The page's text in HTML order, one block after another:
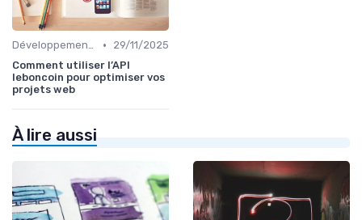
Développement Web No-Code/Low-Code •
29/11/2025
Comment utiliser l’API
leboncoin pour optimiser vos
projets web
À lire aussi